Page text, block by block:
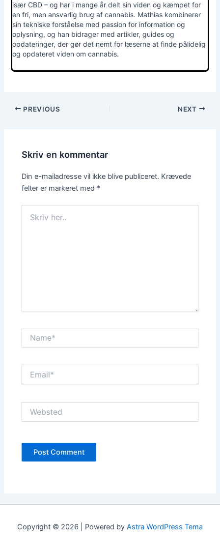
især CBD – og har i mange år delt sin viden og kæmpet for
en fri, men ansvarlig brug af cannabis. Mathias kombinerer
sin tekniske forståelse med passion for information og
oplysning, og han bidrager med artikler, guides og
opdateringer, der gør det nemt for læserne at finde pålidelig
og opdateret viden om cannabis.
PREVIOUS NEXT
Skriv en kommentar
Din e-mailadresse vil ikke blive publiceret. Krævede
felter er markeret med *
her..
Copyright © 2026 | Powered by Astra WordPress Tema